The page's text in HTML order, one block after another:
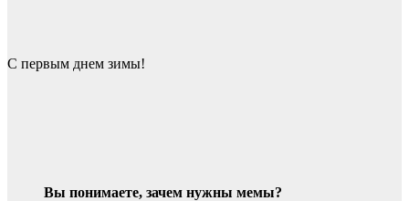
С первым днем зимы!
Вы понимаете, зачем нужны мемы?